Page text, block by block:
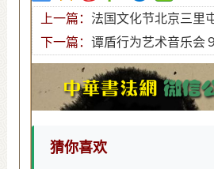
上一篇： 法国文化节北京三里
下一篇： 谭盾行为艺术音乐会
猜你喜欢